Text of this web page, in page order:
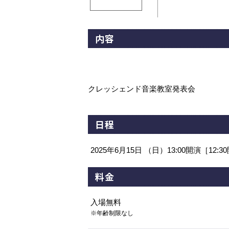
内容
クレッシェンド音楽教室発表会
日程
2025年6月15日 （日）13:00開演［
料金
入場無料
※年齢制限なし